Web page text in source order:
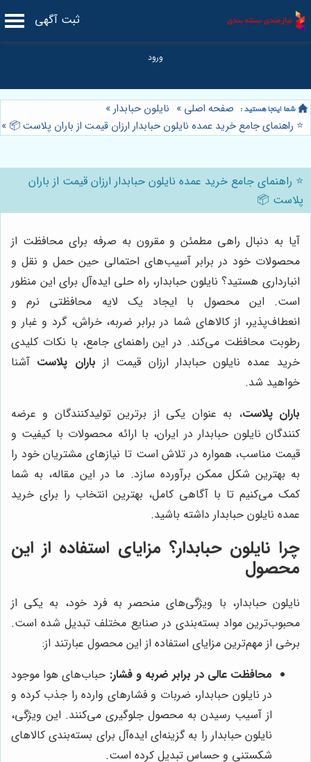
ثبت آگهی
صفحه اصلی » نایلون حبابدار»
⭐️ راهنمای جامع خرید عمده نایلون حبابدار ارزان قیمت از باران پلاست 📦 »
⭐️ راهنمای جامع خرید عمده نایلون حبابدار ارزان قیمت از باران
پلاست 📦
آیا به دنبال راهی مطمئن و مقرون به صرفه برای محافظت از
محصولات خود در برابر آسیب‌های احتمالی حین حمل و نقل و
انبارداری هستید؟ نایلون حبابدار، راه حلی ایده‌آل برای این منظور
است. این محصول با ایجاد یک لایه محافظتی نرم و
انعطاف‌پذیر، از کالاهای شما در برابر ضربه، خراش، گرد و غبار و
رطوبت محافظت می‌کند. در این راهنمای جامع، با نکات کلیدی
خرید عمده نایلون حبابدار ارزان قیمت از باران پلاست آشنا
خواهید شد.
باران پلاست، به عنوان یکی از برترین تولیدکنندگان و عرضه
کنندگان نایلون حبابدار در ایران، با ارائه محصولات با کیفیت و
قیمت مناسب، همواره در تلاش است تا نیازهای مشتریان خود را
به بهترین شکل ممکن برآورده سازد. ما در این مقاله، به شما
کمک می‌کنیم تا با آگاهی کامل، بهترین انتخاب را برای خرید
عمده نایلون حبابدار داشته باشید.
چرا نایلون حبابدار؟ مزایای استفاده از این
محصول
نایلون حبابدار، با ویژگی‌های منحصر به فرد خود، به یکی از
محبوب‌ترین مواد بسته‌بندی در صنایع مختلف تبدیل شده است.
برخی از مهم‌ترین مزایای استفاده از این محصول عبارتند از:
محافظت عالی در برابر ضربه و فشار: حباب‌های هوا موجود
در نایلون حبابدار، ضربات و فشارهای وارده را جذب کرده و
از آسیب رسیدن به محصول جلوگیری می‌کنند. این ویژگی،
نایلون حبابدار را به گزینه‌ای ایده‌آل برای بسته‌بندی کالاهای
شکستنی و حساس تبدیل کرده است.